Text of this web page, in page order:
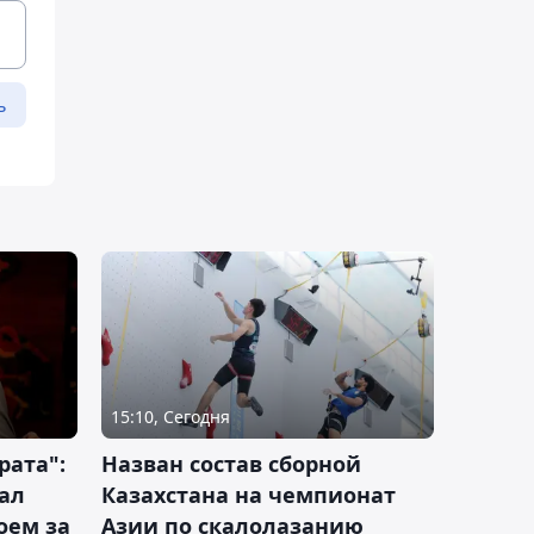
за
15:10, Сегодня
Назван состав сборной
Казахстана на чемпионат
Азии по скалолазанию